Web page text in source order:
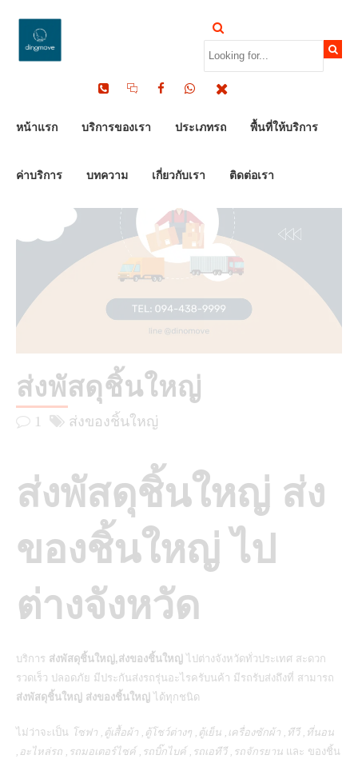
หน้าแรก บริการของเรา ประเภทรถ พื้นที่ให้บริการ
ค่าบริการ บทความ เกี่ยวกับเรา ติดต่อเรา
ส่งพัสดุชิ้นใหญ่
1 ส่งของชิ้นใหญ่
ส่งพัสดุชิ้นใหญ่ ส่ง
ของชิ้นใหญ่ ไป
ต่างจังหวัด
บริการ ส่งพัสดุชิ้นใหญ่,ส่งของชิ้นใหญ่ ไปต่างจังหวัดทั่วประเทศ สะดวก
รวดเร็ว ปลอดภัย มีประกันส่งรถรุ่นอะไรครับนค้า มีรถรับส่งถึงที่ สามารถ
ส่งพัสดุชิ้นใหญ่ ส่งของชิ้นใหญ่ ได้ทุกชนิด
ไม่ว่าจะเป็น โซฟา ,ตู้เสื้อผ้า ,ตู้โชว์ต่างๆ ,ตู้เย็น ,เครื่องซักผ้า ,ทีวี ,ที่นอน
,อะไหล่รถ ,รถมอเตอร์ไซค์ ,รถบิ๊กไบค์ ,รถเอทีวี ,รถจักรยาน และ ของชิ้น